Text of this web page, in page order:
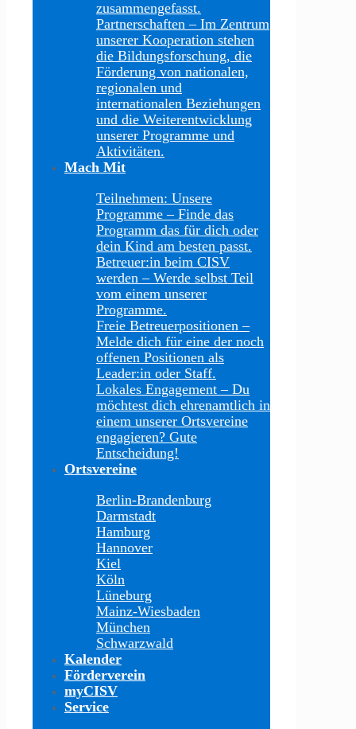
zusammengefasst.
Partnerschaften – Im Zentrum
unserer Kooperation stehen
die Bildungsforschung, die
Förderung von nationalen,
regionalen und
internationalen Beziehungen
und die Weiterentwicklung
unserer Programme und
Aktivitäten.
Mach Mit
Teilnehmen: Unsere
Programme – Finde das
Programm das für dich oder
dein Kind am besten passt.
Betreuer:in beim CISV
werden – Werde selbst Teil
vom einem unserer
Programme.
Freie Betreuerpositionen –
Melde dich für eine der noch
offenen Positionen als
Leader:in oder Staff.
Lokales Engagement – Du
möchtest dich ehrenamtlich in
einem unserer Ortsvereine
engagieren? Gute
Entscheidung!
Ortsvereine
Berlin-Brandenburg
Darmstadt
Hamburg
Hannover
Kiel
Köln
Lüneburg
Mainz-Wiesbaden
München
Schwarzwald
Kalender
Förderverein
myCISV
Service